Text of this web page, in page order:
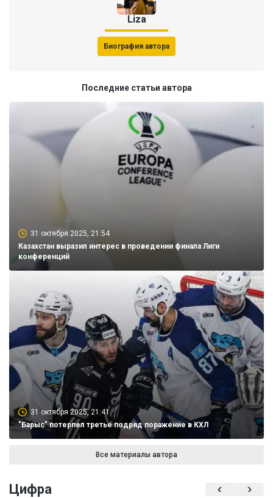
Liza
Биография автора
Последние статьи автора
31 октября 2025, 21:54
Казахстан выразил интерес в проведении финала Лиги
конференций
31 октября 2025, 21:41
"Барыс" потерпел третье подряд поражение в КХЛ
Все материалы автора
Цифра